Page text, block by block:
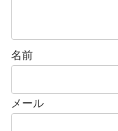
名前
メール